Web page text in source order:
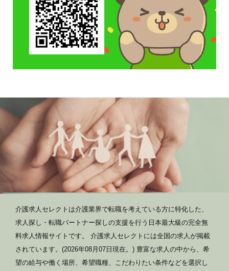
介護求人セレクトは介護業界で転職を考えている方に特化した、
求人探し・転職パートナー探しの支援を行う日本最大級の完全無
料求人情報サイトです。 介護求人セレクトには全国の求人が掲載
されています。(2026年08月07日現在。) 豊富な求人の中から、希
望の給与や働く場所、希望職種、こだわりたい条件などを選択し